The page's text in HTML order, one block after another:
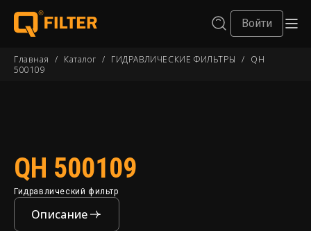
Войти
Главная / Каталог / ГИДРАВЛИЧЕСКИЕ ФИЛЬТРЫ / QH
500109
QH 500109
Гидравлический фильтр
Описание